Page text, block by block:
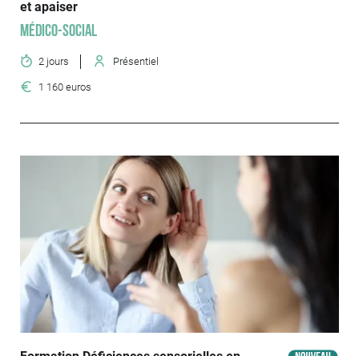
et apaiser
Médico-social
2 jours Présentiel
1 160 euros